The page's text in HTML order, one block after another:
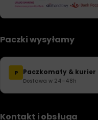
Paczki wysyłamy
P Paczkomaty & kurier
Dostawa w 24–48h
Kontakt i obsługa